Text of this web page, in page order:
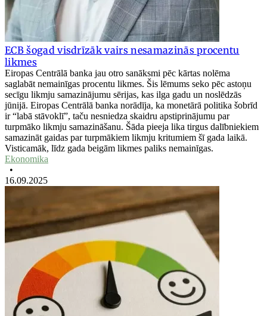
ECB šogad visdrīzāk vairs nesamazinās procentu
likmes
Eiropas Centrālā banka jau otro sanāksmi pēc kārtas nolēma
saglabāt nemainīgas procentu likmes. Šis lēmums seko pēc astoņu
secīgu likmju samazinājumu sērijas, kas ilga gadu un noslēdzās
jūnijā. Eiropas Centrālā banka norādīja, ka monetārā politika šobrīd
ir “labā stāvoklī”, taču nesniedza skaidru apstiprinājumu par
turpmāko likmju samazināšanu. Šāda pieeja lika tirgus dalībniekiem
samazināt gaidas par turpmākiem likmju kritumiem šī gada laikā.
Visticamāk, līdz gada beigām likmes paliks nemainīgas.
Ekonomika
•
16.09.2025